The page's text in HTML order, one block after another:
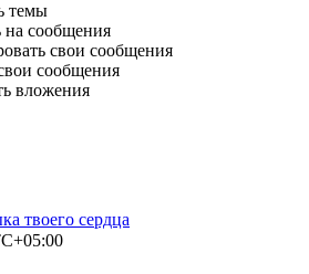
темы
на сообщения
свои сообщения
сообщения
вложения
твоего сердца